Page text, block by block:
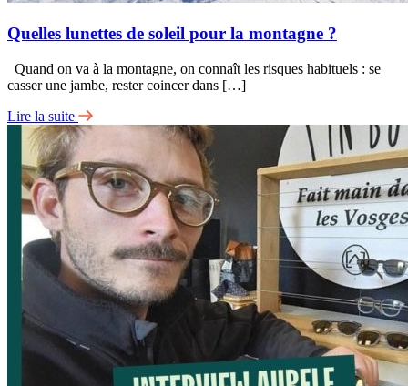
Quelles lunettes de soleil pour la montagne ?
Quand on va à la montagne, on connaît les risques habituels : se
casser une jambe, rester coincer dans […]
Lire la suite